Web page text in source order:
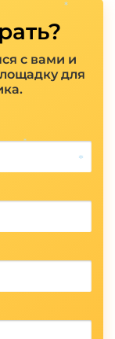
с вами и
для